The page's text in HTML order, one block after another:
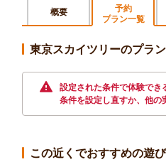
概要
予約
プラン一覧
東京スカイツリーのプラ
設定された条件で体験でき
条件を設定し直すか、他の
この近くでおすすめの遊